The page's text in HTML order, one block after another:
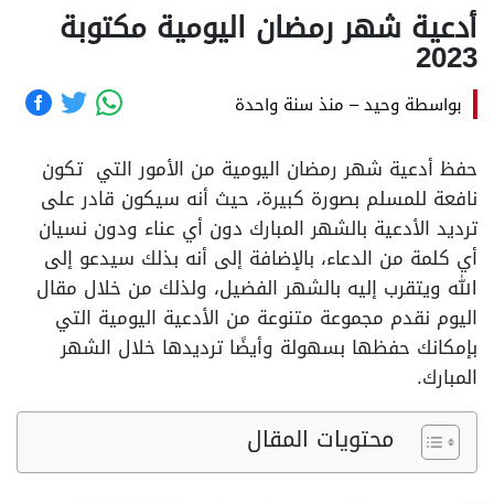
أدعية شهر رمضان اليومية مكتوبة
2023
بواسطة وحيد– منذ سنة واحدة
حفظ أدعية شهر رمضان اليومية من الأمور التي تكون
نافعة للمسلم بصورة كبيرة، حيث أنه سيكون قادر على
ترديد الأدعية بالشهر المبارك دون أي عناء ودون نسيان
أي كلمة من الدعاء، بالإضافة إلى أنه بذلك سيدعو إلى
الله ويتقرب إليه بالشهر الفضيل، ولذلك من خلال مقال
اليوم نقدم مجموعة متنوعة من الأدعية اليومية التي
بإمكانك حفظها بسهولة وأيضًا ترديدها خلال الشهر
المبارك.
محتويات المقال